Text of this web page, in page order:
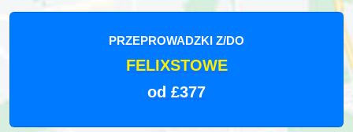
PRZEPROWADZKI Z/DO
FELIXSTOWE
od £377